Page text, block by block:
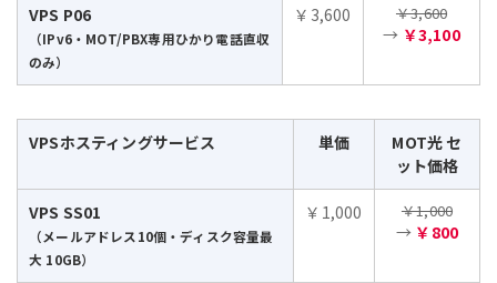
VPS P06
（IPv6・MOT/PBX専用ひかり電話直収
のみ）
￥3,600 ￥3,600
→ ￥3,100
VPSホスティングサービス 単価
MOT光 セ
ット価格
VPS SS01
（メールアドレス10個・ディスク容量最
大 10GB）
￥1,000 ￥1,000
→ ￥800